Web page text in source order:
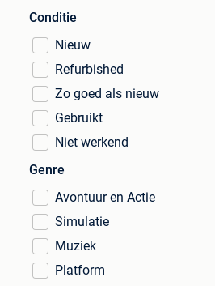
Conditie
Nieuw
Refurbished
Zo goed als nieuw
Gebruikt
Niet werkend
Genre
Avontuur en Actie
Simulatie
Muziek
Platform